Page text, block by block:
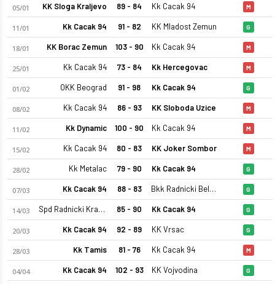
Kk Cacak 94 25-26 sezonu kadrosu, maç fikstürü, puan
05/01 KK Sloga Kraljevo 89 - 84 Kk Cacak 94 M
11/01 Kk Cacak 94 91 - 82 KK Mladost Zemun G
18/01 KK Borac Zemun 103 - 90 Kk Cacak 94 M
25/01 Kk Cacak 94 73 - 84 Kk Hercegovac M
01/02 OKK Beograd 91 - 98 Kk Cacak 94 G
08/02 Kk Cacak 94 86 - 93 KK Sloboda Uzice M
11/02 Kk Dynamic 100 - 90 Kk Cacak 94 M
15/02 Kk Cacak 94 80 - 83 KK Joker Sombor M
28/02 Kk Metalac 79 - 90 Kk Cacak 94 G
07/03 Kk Cacak 94 88 - 83 Bkk Radnicki Belgrade G
14/03 Spd Radnicki Kragujevac 85 - 90 Kk Cacak 94 G
20/03 Kk Cacak 94 92 - 89 KK Vrsac G
28/03 Kk Tamis 81 - 76 Kk Cacak 94 M
04/04 Kk Cacak 94 102 - 93 KK Vojvodina G